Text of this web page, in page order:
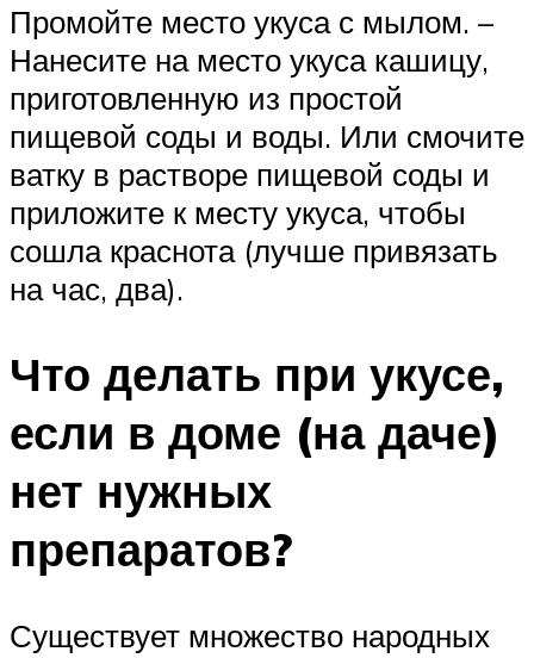
Промойте место укуса с мылом. –
Нанесите на место укуса кашицу,
приготовленную из простой
пищевой соды и воды. Или смочите
ватку в растворе пищевой соды и
приложите к месту укуса, чтобы
сошла краснота (лучше привязать
на час, два).
Что делать при укусе,
если в доме (на даче)
нет нужных
препаратов?
Существует множество народных